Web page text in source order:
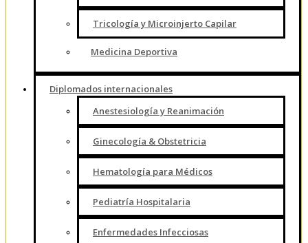
Tricología y Microinjerto Capilar
Medicina Deportiva
Diplomados internacionales
Anestesiología y Reanimación
Ginecología & Obstetricia
Hematología para Médicos
Pediatría Hospitalaria
Enfermedades Infecciosas